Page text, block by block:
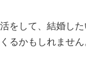
をして、結婚し
るかもしれません